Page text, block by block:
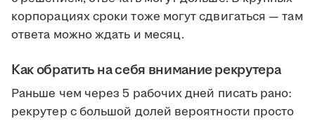
корпорациях сроки тоже могут сдвигаться — там
ответа можно ждать и месяц.
Как обратить на себя внимание рекрутера
Раньше чем через 5 рабочих дней писать рано:
рекрутер с большой долей вероятности просто